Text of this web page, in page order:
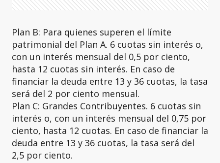
Plan B: Para quienes superen el límite
patrimonial del Plan A. 6 cuotas sin interés o,
con un interés mensual del 0,5 por ciento,
hasta 12 cuotas sin interés. En caso de
financiar la deuda entre 13 y 36 cuotas, la tasa
será del 2 por ciento mensual.
Plan C: Grandes Contribuyentes. 6 cuotas sin
interés o, con un interés mensual del 0,75 por
ciento, hasta 12 cuotas. En caso de financiar la
deuda entre 13 y 36 cuotas, la tasa será del
2,5 por ciento.